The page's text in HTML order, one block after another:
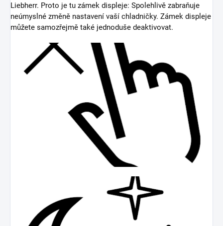
Liebherr. Proto je tu zámek displeje: Spolehlivě zabraňuje
neúmyslné změně nastavení vaší chladničky. Zámek displeje
můžete samozřejmě také jednoduše deaktivovat.